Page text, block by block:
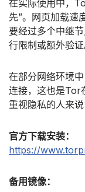
在实际使用中，
先”。网页加载速
要经过多个中继
行限制或额外验证
在部分网络环境
连接，这也是Tor
重视隐私的人来
官方下载安装：
https://
备用镜像：